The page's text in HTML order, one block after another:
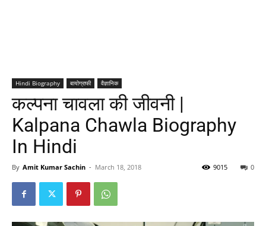
Hindi Biography बायोग्राफी वैज्ञानिक
कल्पना चावला की जीवनी |
Kalpana Chawla Biography
In Hindi
By Amit Kumar Sachin - March 18, 2018 0
9015